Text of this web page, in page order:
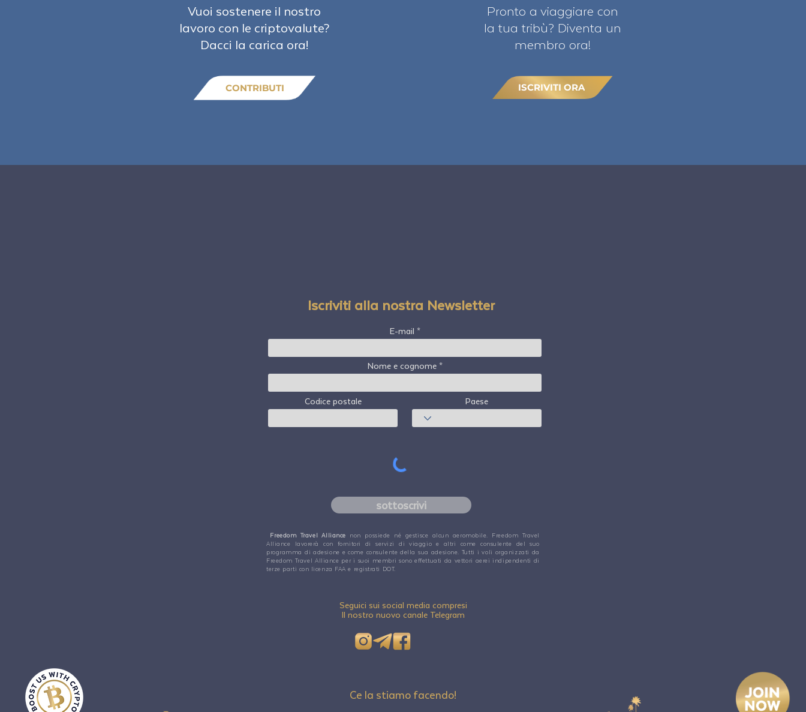
Vuoi sostenere il nostro
lavoro con le criptovalute?
Dacci la carica ora!
CONTRIBUTI
Pronto a viaggiare con
la tua tribù? Diventa un
membro ora!
ISCRIVITI ORA
Iscriviti alla nostra Newsletter
E-mail
Nome e cognome
Codice postale Paese
sottoscrivi
Freedom Travel Alliance non possiede né gestisce alcun aeromobile. Freedom Travel
Alliance lavorerà con fornitori di servizi di viaggio e altri come consulente del suo
programma di adesione e come consulente della sua adesione. Tutti i voli organizzati da
Freedom Travel Alliance per i suoi membri sono effettuati da vettori aerei indipendenti di
terze parti con licenza FAA e registrati DOT.
Seguici sui social media compresi
Il nostro nuovo canale Telegram
Ce la stiamo facendo!